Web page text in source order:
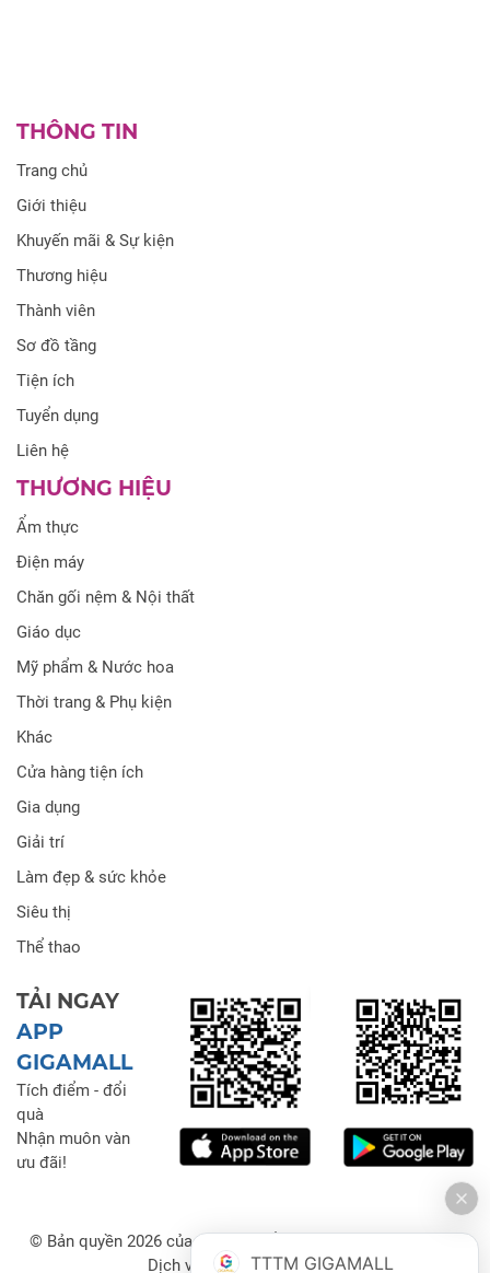
THÔNG TIN
Trang chủ
Giới thiệu
Khuyến mãi & Sự kiện
Thương hiệu
Thành viên
Sơ đồ tầng
Tiện ích
Tuyển dụng
Liên hệ
THƯƠNG HIỆU
Ẩm thực
Điện máy
Chăn gối nệm & Nội thất
Giáo dục
Mỹ phẩm & Nước hoa
Thời trang & Phụ kiện
Khác
Cửa hàng tiện ích
Gia dụng
Giải trí
Làm đẹp & sức khỏe
Siêu thị
Thể thao
TẢI NGAY
APP
GIGAMALL
Tích điểm - đổi
quà
Nhận muôn vàn
ưu đãi!
© Bản quyền 2026 của Công ty Cổ phần Đầu tư Thương mại
Dịch vụ Gigamall Việt Nam
TTTM GIGAMALL